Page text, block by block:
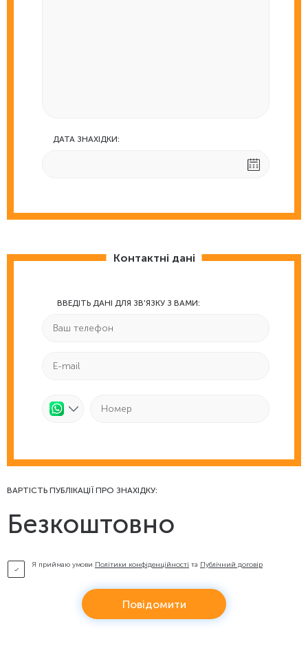
ДАТА ЗНАХІДКИ:
Контактні дані
ВВЕДІТЬ ДАНІ ДЛЯ ЗВ'ЯЗКУ З ВАМИ:
ВАРТІСТЬ ПУБЛІКАЦІЇ ПРО ЗНАХІДКУ:
Безкоштовно
Я приймаю умови Політики конфіденційності та Публічний договір
Повідомити